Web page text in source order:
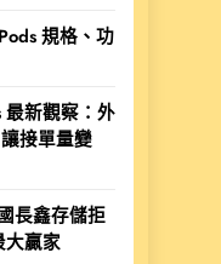
規格、功
最新觀察：外
接單量變
長鑫存儲拒
大贏家